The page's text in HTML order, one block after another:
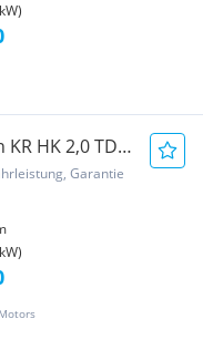
HK 2,0 TDI
/
Garantie